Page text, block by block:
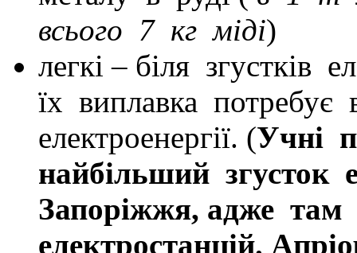
всього 7 кг міді)
легкі – біля згустків
їх виплавка потребує
електроенергії. (Учні
найбільший згусток
Запоріжжя, адже там
електростанцій.